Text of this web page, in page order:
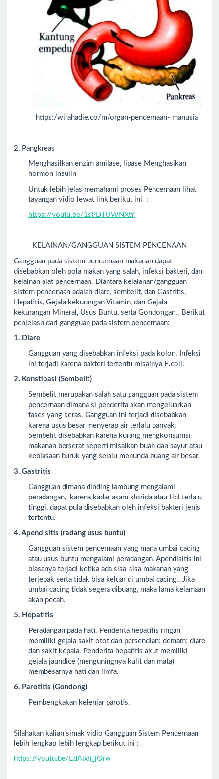
https:/wirahadie.co/m/organ-pencernaan- manusia
2. Pangkreas
Menghasilkan enzim amilase, lipase Menghasikan
hormon insulin
Untuk lebih jelas memahami proses Pencernaan lihat
tayangan vidio lewat link berikut ini :
https://youtu.be/1sPDTUWNXtY
KELAINAN/GANGGUAN SISTEM PENCENAAN
Gangguan pada sistem pencernaan makanan dapat
disebabkan oleh pola makan yang salah, infeksi bakteri, dan
kelainan alat pencernaan. Diantara kelaianan/gangguan
sistem pencenaan adalah diare, sembelit, dan Gastritis,
Hepatitis, Gejala kekurangan Vitamin, dan Gejala
kekurangan Mineral, Usus Buntu, serta Gondongan.. Berikut
penjelasn dari gangguan pada sistem pencernaan:
1. Diare
Gangguan yang disebabkan infeksi pada kolon. Infeksi
ini terjadi karena bakteri tertentu misalnya E.coli.
2. Konstipasi (Sembelit)
Sembelit merupakan salah satu gangguan pada sistem
pencernaan dimana si penderita akan mengeluarkan
fases yang keras. Gangguan ini terjadi disebabkan
karena usus besar menyerap air terlalu banyak.
Sembelit disebabkan karena kurang mengkonsumsi
makanan berserat seperti misalkan buah dan sayur atau
kebiasaan buruk yang selalu menunda buang air besar.
3. Gastritis
Gangguan dimana dinding lambung mengalami
peradangan, karena kadar asam klorida atau Hcl terlalu
tinggi, dapat pula disebabkan oleh infeksi bakteri jenis
tertentu.
4. Apendisitis (radang usus buntu)
Gangguan sistem pencernaan yang mana umbai cacing
atau usus buntu mengalami peradangan. Apendisitis ini
biasanya terjadi ketika ada sisa-sisa makanan yang
terjebak serta tidak bisa keluar di umbai cacing.. Jika
umbai cacing tidak segera dibuang, maka lama kelamaan
akan pecah.
5. Hepatitis
Peradangan pada hati. Penderita hepatitis ringan
memiliki gejala sakit otot dan persendian; demam; diare
dan sakit kepala. Penderita hepatitis akut memiliki
gejala jaundice (menguningnya kulit dan mata);
membesarnya hati dan limfa.
6. Parotitis (Gondong)
Pembengkakan kelenjar parotis.
Silahakan kalian simak vidio Gangguan Sistem Pencernaan
lebih lengkap lebih lengkap berikut ini :
https://youtu.be/EdAixh_jOrw